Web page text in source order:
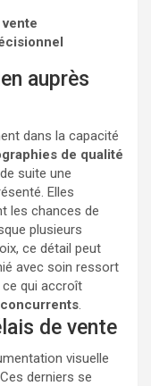
auprès
dans la capacité
de qualité
suite une
Elles
les chances de
plusieurs
ce détail peut
avec soin ressort
qui accroît
de vente
visuelle
derniers se